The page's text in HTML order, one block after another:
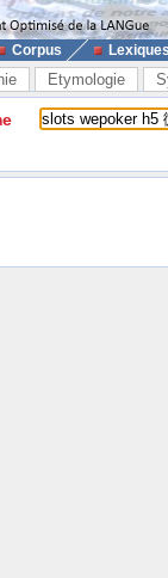
Corpus
Etymologie